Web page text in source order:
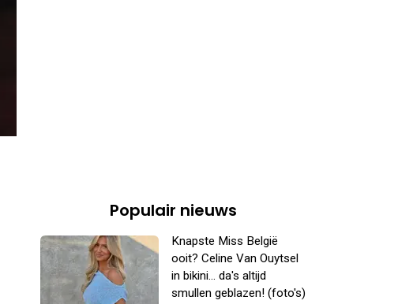
Populair nieuws
Knapste Miss België
ooit? Celine Van Ouytsel
in bikini... da's altijd
smullen geblazen! (foto's)